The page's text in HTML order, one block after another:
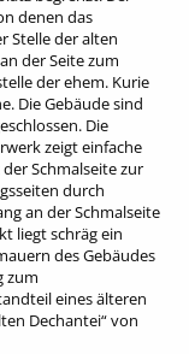
denen das
Stelle der alten
der Seite zum
der ehem. Kurie
Die Gebäude sind
Die
zeigt einfache
Schmalseite zur
durch
an der Schmalseite
liegt schräg ein
des Gebäudes
zum
eines älteren
Dechantei“ von